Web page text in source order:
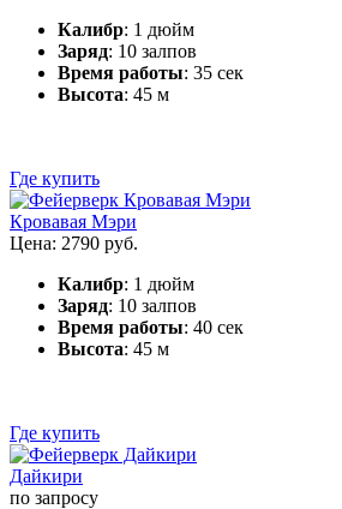
Калибр: 1 дюйм
Заряд: 10 залпов
Время работы: 35 сек
Высота: 45 м
Где купить
Кровавая Мэри
Цена: 2790 руб.
Калибр: 1 дюйм
Заряд: 10 залпов
Время работы: 40 сек
Высота: 45 м
Где купить
Дайкири
по запросу